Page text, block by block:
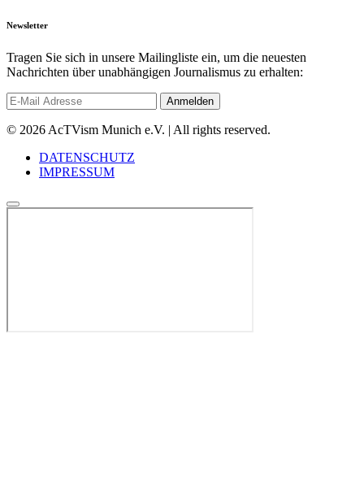
Newsletter
Tragen Sie sich in unsere Mailingliste ein, um die neuesten
Nachrichten über unabhängigen Journalismus zu erhalten:
© 2026 AcTVism Munich e.V. | All rights reserved.
DATENSCHUTZ
IMPRESSUM